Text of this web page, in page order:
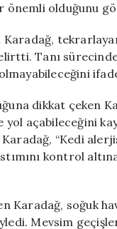
olduğunu
Tanı
dikkat çeken
yol açabileceğini
“Kedi
kontrol
soğuk
Mevsim